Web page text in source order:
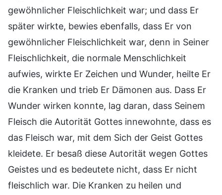
gewöhnlicher Fleischlichkeit war; und dass Er
später wirkte, bewies ebenfalls, dass Er von
gewöhnlicher Fleischlichkeit war, denn in Seiner
Fleischlichkeit, die normale Menschlichkeit
aufwies, wirkte Er Zeichen und Wunder, heilte Er
die Kranken und trieb Er Dämonen aus. Dass Er
Wunder wirken konnte, lag daran, dass Seinem
Fleisch die Autorität Gottes innewohnte, dass es
das Fleisch war, mit dem Sich der Geist Gottes
kleidete. Er besaß diese Autorität wegen Gottes
Geistes und es bedeutete nicht, dass Er nicht
fleischlich war. Die Kranken zu heilen und